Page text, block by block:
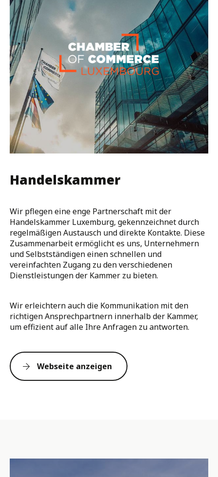
Handelskammer
Wir pflegen eine enge Partnerschaft mit der
Handelskammer Luxemburg, gekennzeichnet durch
regelmäßigen Austausch und direkte Kontakte. Diese
Zusammenarbeit ermöglicht es uns, Unternehmern
und Selbstständigen einen schnellen und
vereinfachten Zugang zu den verschiedenen
Dienstleistungen der Kammer zu bieten.
Wir erleichtern auch die Kommunikation mit den
richtigen Ansprechpartnern innerhalb der Kammer,
um effizient auf alle Ihre Anfragen zu antworten.
Webseite anzeigen